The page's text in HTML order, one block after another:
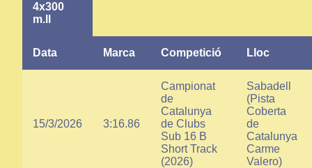
4x300
m.ll
Data Marca Competició Lloc
15/3/2026 3:16.86
Campionat
de
Catalunya
de Clubs
Sub 16 B
Short Track
(2026)
Sabadell
(Pista
Coberta
de
Catalunya
Carme
Valero)